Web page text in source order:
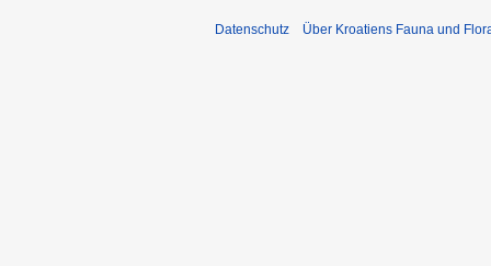
Datenschutz Über Kroatiens Fauna und